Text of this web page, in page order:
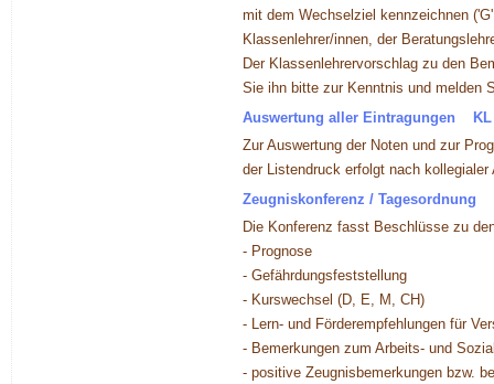
mit dem Wechselziel kennzeichnen
Klassenlehrer/innen, der
Der Klassenlehrervorschlag zu den
Sie ihn bitte zur Kenntnis und melden
Auswertung aller Eintragungen KL
Zur Auswertung der Noten und zur
der Listendruck erfolgt nach kollegialer
Zeugniskonferenz / Tagesordnung
Die Konferenz fasst Beschlüsse zu
- Prognose
- Gefährdungsfeststellung
- Kurswechsel (D, E, M, CH)
- Lern- und Förderempfehlungen für
- Bemerkungen zum Arbeits- und
- positive Zeugnisbemerkungen bzw.